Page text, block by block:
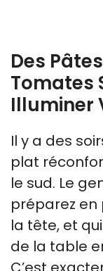
Des
Tomates
Illuminer
Il y a des
plat
le sud. Le
préparez
la tête, et
de la table